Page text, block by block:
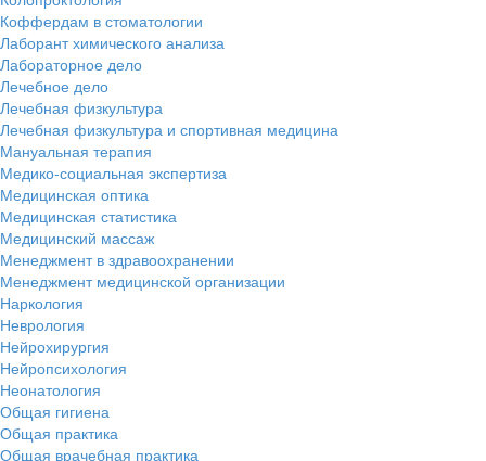
Коффердам в стоматологии
Лаборант химического анализа
Лабораторное дело
Лечебное дело
Лечебная физкультура
Лечебная физкультура и спортивная медицина
Мануальная терапия
Медико-социальная экспертиза
Медицинская оптика
Медицинская статистика
Медицинский массаж
Менеджмент в здравоохранении
Менеджмент медицинской организации
Наркология
Неврология
Нейрохирургия
Нейропсихология
Неонатология
Общая гигиена
Общая практика
Общая врачебная практика